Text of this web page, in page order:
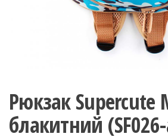
Рюкзак Supercute
блакитний